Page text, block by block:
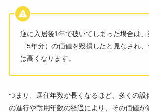
逆に入居後1年で破いてしまった場合は
（5年分）の価値を毀損したと見なされ
は高くなります。
つまり、居住年数が長くなるほど、多くの設
の進行や耐用年数の経過により、その価値が